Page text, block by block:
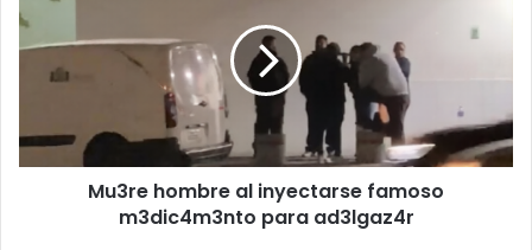
Pizza
al
inyectarse
famoso
m3dic4m3nto
ad3lgaz4r
Mu3re hombre al inyectarse famoso
m3dic4m3nto para ad3lgaz4r